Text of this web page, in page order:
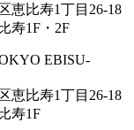
恵比寿1丁目26-18
寿1F・2F
EBISU-
恵比寿1丁目26-18
寿1F